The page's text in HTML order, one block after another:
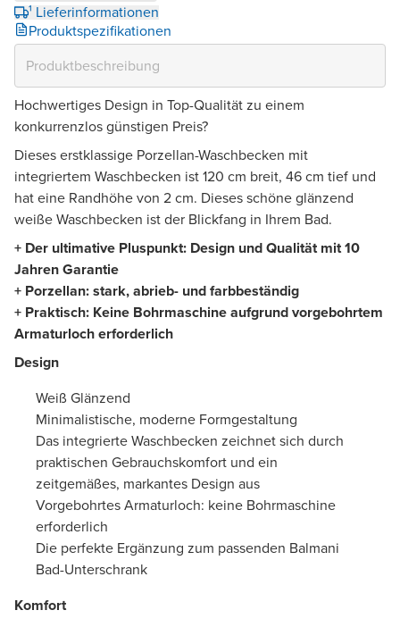
¹ Lieferinformationen
Produktspezifikationen
Hochwertiges Design in Top-Qualität zu einem
konkurrenzlos günstigen Preis?
Dieses erstklassige Porzellan-Waschbecken mit
integriertem Waschbecken ist 120 cm breit, 46 cm tief und
hat eine Randhöhe von 2 cm. Dieses schöne glänzend
weiße Waschbecken ist der Blickfang in Ihrem Bad.
+ Der ultimative Pluspunkt: Design und Qualität mit 10
Jahren Garantie
+ Porzellan: stark, abrieb- und farbbeständig
+ Praktisch: Keine Bohrmaschine aufgrund vorgebohrtem
Armaturloch erforderlich
Design
Weiß Glänzend
Minimalistische, moderne Formgestaltung
Das integrierte Waschbecken zeichnet sich durch
praktischen Gebrauchskomfort und ein
zeitgemäßes, markantes Design aus
Vorgebohrtes Armaturloch: keine Bohrmaschine
erforderlich
Die perfekte Ergänzung zum passenden Balmani
Bad-Unterschrank
Komfort